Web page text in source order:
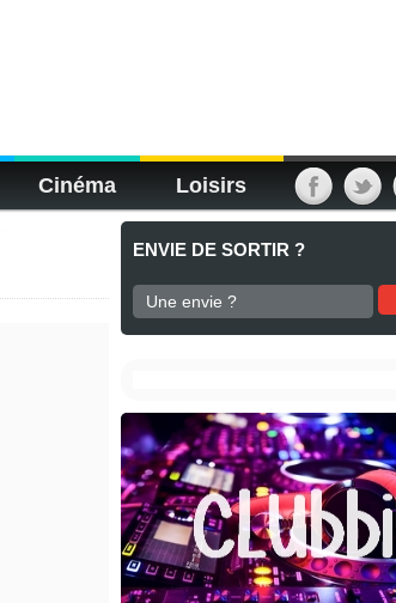
Cinéma Loisirs
ENVIE DE SORTIR ?